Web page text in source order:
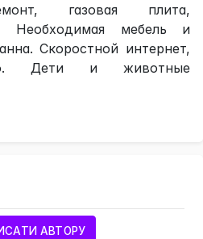
газовая плита,
Необходимая мебель и
Скоростной интернет,
Дети и животные
АВТОРУ